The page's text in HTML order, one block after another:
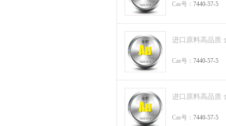
Cas号： 7440-57-5
进口原料高品质
Cas号： 7440-57-5
进口原料高品质
Cas号： 7440-57-5